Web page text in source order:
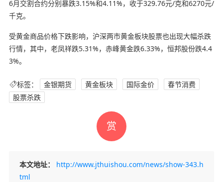
6月交割合约分别暴跌3.15%和4.11%，收于329.76元/克和6270元/
千克。
受黄金商品价格下跌影响，沪深两市黄金板块股票也出现大幅杀跌
行情，其中，老凤祥跌5.31%，赤峰黄金跌6.33%，恒邦股份跌4.4
3%。
标签： 金银期货 黄金板块 国际金价
春节消费
股票杀跌
赏
本文地址：
http://www.jthuishou.com/news/show-343.h
tml